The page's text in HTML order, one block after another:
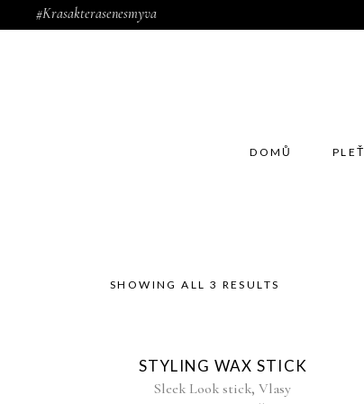
#Krasakterasenesmyva
DOMŮ PLEŤ
SHOWING ALL 3 RESULTS
Sold
STYLING WAX STICK
Sleek Look stick,Vlasy